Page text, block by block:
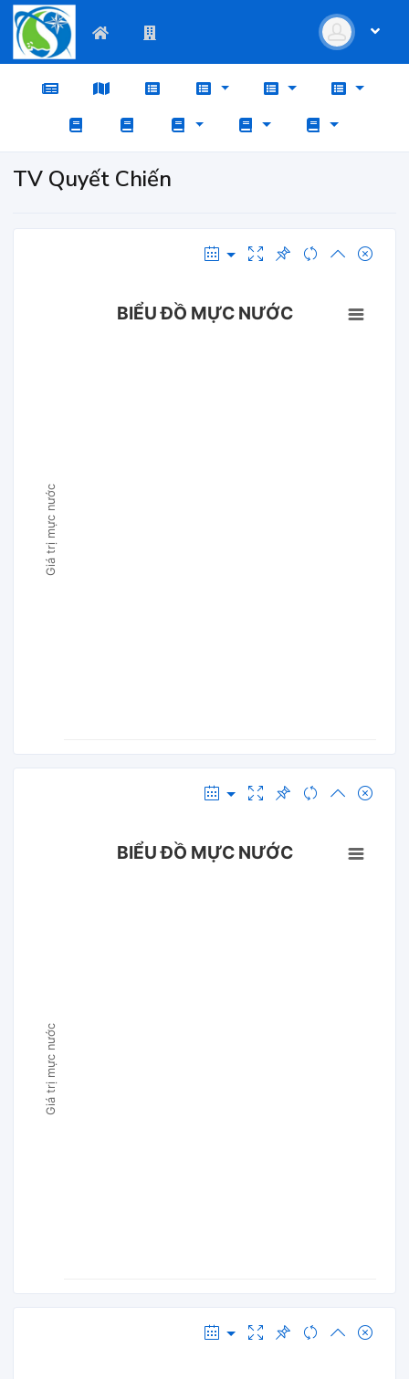
TV Quyết Chiến
Giá trị mực nước
BIỂU ĐỒ MỰC NƯỚC
Giá trị mực nước
BIỂU ĐỒ MỰC NƯỚC